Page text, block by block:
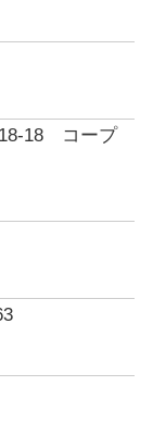
18 コープ